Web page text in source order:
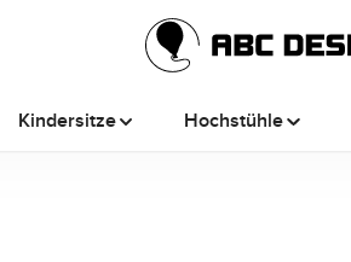
Kindersitze Hochstühle